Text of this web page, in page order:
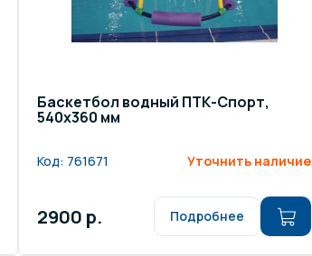
Баскетбол водный ПТК-Спорт,
540х360 мм
Код: 761671 Уточнить наличие
2900 р. Подробнее